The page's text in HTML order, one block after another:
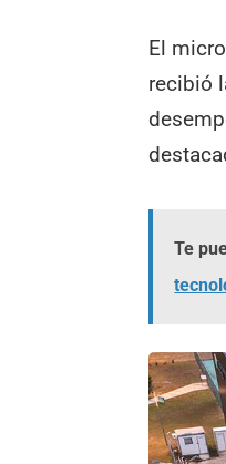
El
recibió
Te